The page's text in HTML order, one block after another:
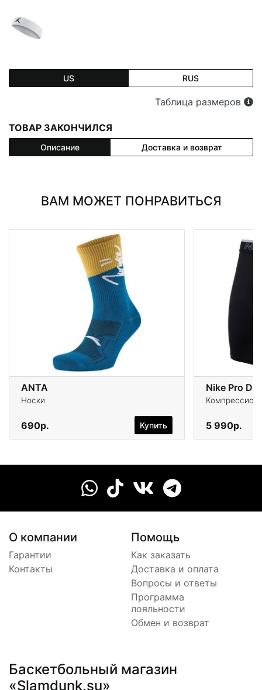
US RUS
Таблица размеров
ТОВАР ЗАКОНЧИЛСЯ
Описание Доставка и возврат
ВАМ МОЖЕТ ПОНРАВИТЬСЯ
ANTA
Носки
690р. Купить
Nike Pro
5 990р.
О компании
Гарантии
Контакты
Помощь
Как заказать
Доставка и оплата
Вопросы и ответы
Программа
лояльности
Обмен и возврат
Баскетбольный магазин
«Slamdunk.su»